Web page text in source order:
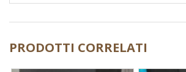
PRODOTTI CORRELATI